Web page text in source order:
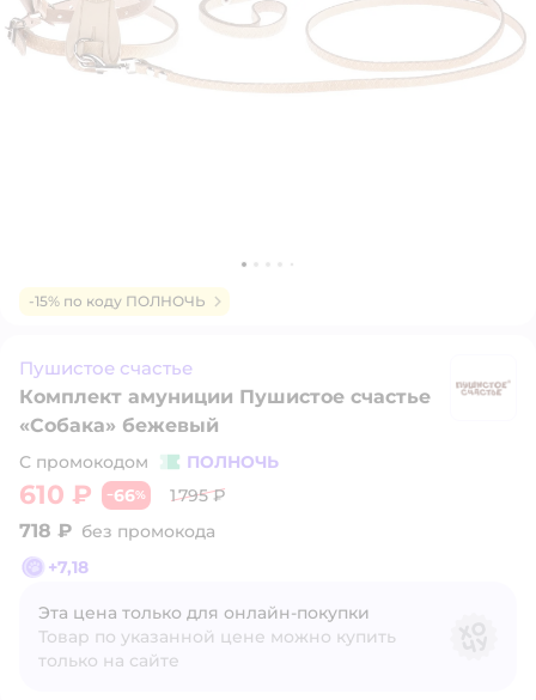
-15% по коду ПОЛНОЧЬ
Пушистое счастье
Комплект амуниции Пушистое счастье
«Собака» бежевый
С промокодом ПОЛНОЧЬ
610 ₽ −66% 1 795 ₽
718 ₽ без промокода
+7,18
Эта цена только для онлайн‑покупки
Товар по указанной цене можно купить
только на сайте